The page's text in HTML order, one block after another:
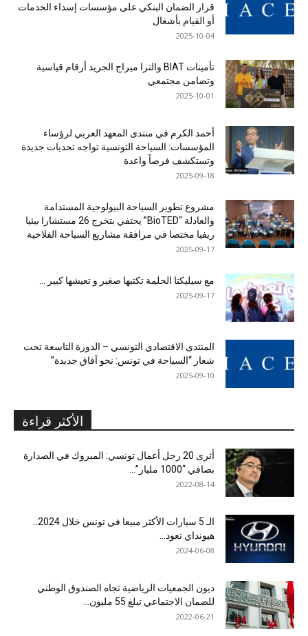
قرار الضمان البنكي على مؤسسات إسداء الخدمات
أو القيام بأشغال
2025-10-04
تأمينات BIAT والترا ميراج الجريد أرقام قياسية
وتضامن مجتمعي
2025-10-01
أحمد الكرم في منتدى المعهد العربي لرؤساء
المؤسسات: السياحة التونسية تواجه تحديات جديدة
وتستكشف فرصاً واعدة
2025-09-18
مشروع تطوير السياحة البيولوجية المستدامة
والعادلة “BioTED” يحتفي بتخرج 26 مستشارا بيئيا
ريفيا مختصا في مرافقة مشاريع السياحة الفلاحية
2025-09-17
مع سيليكتا الحلمة تكتبها صغير و تعيشها كبير …
2025-09-17
المنتدى الاقتصادي التونسي – الدورة التاسعة تحت
شعار “السياحة في تونس: نحو آفاق جديدة”
2025-09-10
الأكثر قراءة
أثرى 20 رجل أعمال تونسي: المبروك في الصدارة
بصافي “1000 مليار”...
2022-08-14
هيونداي تعود...
2024-06-08
ديون الجمعيات الرياضية تجاه الصندوق الوطني
للضمان الاجتماعي تبلغ 55 مليون...
2022-06-21